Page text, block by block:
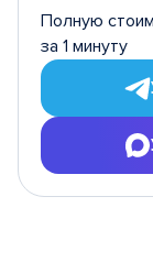
Полную
за 1 минуту